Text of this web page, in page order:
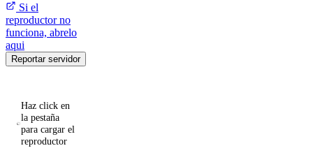
Si el
reproductor no
funciona, abrelo
aqui
Reportar servidor
Haz click en
la pestaña
para cargar el
reproductor